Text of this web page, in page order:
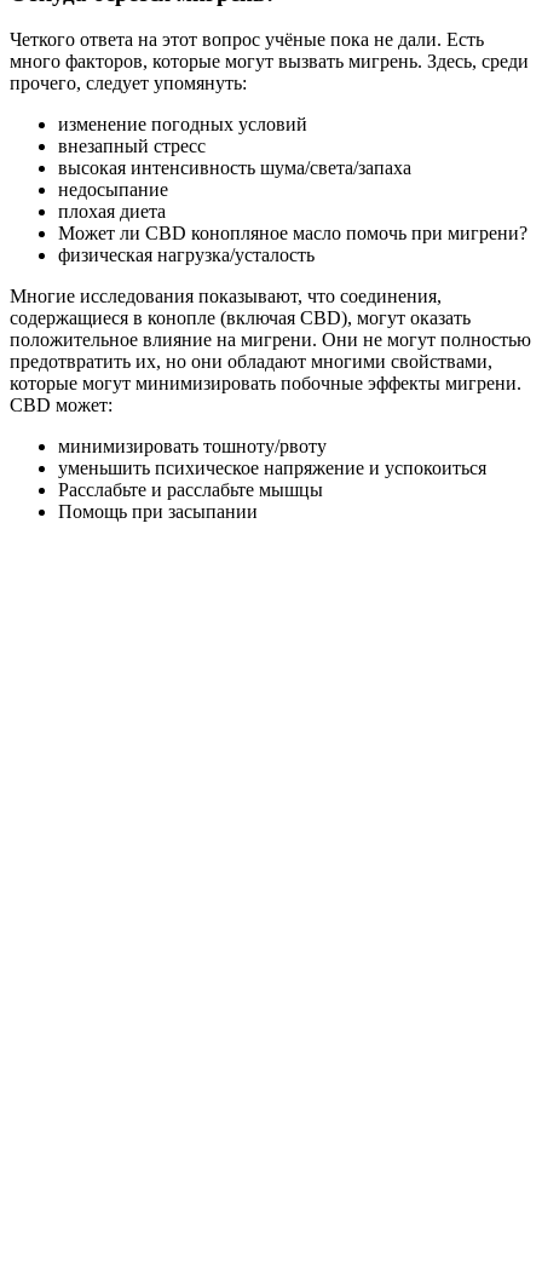
Четкого ответа на этот вопрос учёные пока не дали. Есть
много факторов, которые могут вызвать мигрень. Здесь, среди
прочего, следует упомянуть:
изменение погодных условий
внезапный стресс
высокая интенсивность шума/света/запаха
недосыпание
плохая диета
Может ли CBD конопляное масло помочь при мигрени?
физическая нагрузка/усталость
Многие исследования показывают, что соединения,
содержащиеся в конопле (включая CBD), могут оказать
положительное влияние на мигрени. Они не могут полностью
предотвратить их, но они обладают многими свойствами,
которые могут минимизировать побочные эффекты мигрени.
CBD может:
минимизировать тошноту/рвоту
уменьшить психическое напряжение и успокоиться
Расслабьте и расслабьте мышцы
Помощь при засыпании